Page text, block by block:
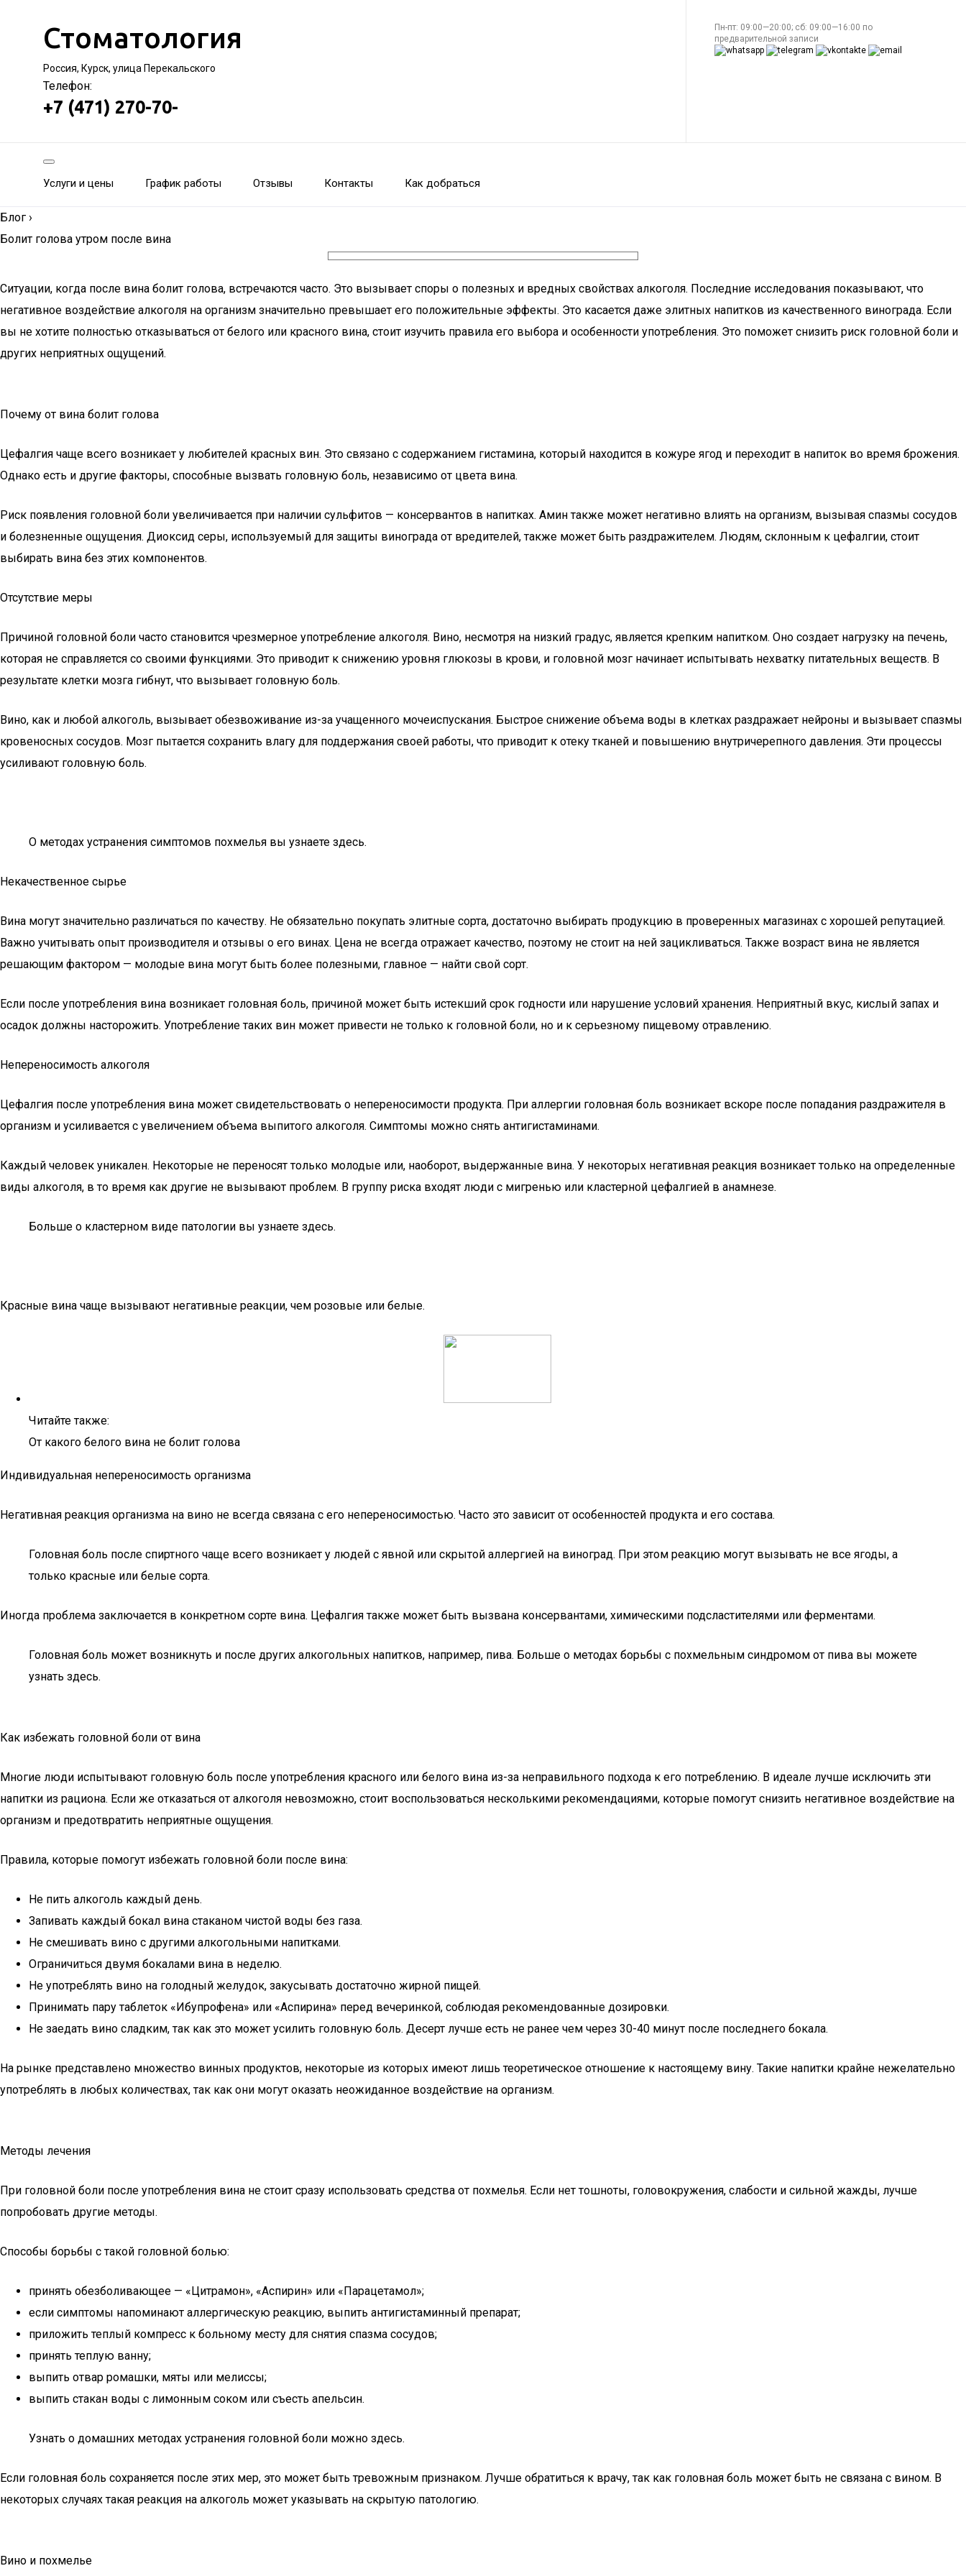
Стоматология
Россия, Курск, улица Перекальского
Телефон:
+7 (471) 270-70-
Пн-пт: 09:00—20:00; сб: 09:00—16:00 по
предварительной записи
Услуги и цены График работы Отзывы Контакты Как добраться
Блог ›
Болит голова утром после вина
Ситуации, когда после вина болит голова, встречаются часто. Это вызывает споры о полезных и вредных свойствах алкоголя. Последние исследования показывают, что
негативное воздействие алкоголя на организм значительно превышает его положительные эффекты. Это касается даже элитных напитков из качественного винограда. Если
вы не хотите полностью отказываться от белого или красного вина, стоит изучить правила его выбора и особенности употребления. Это поможет снизить риск головной боли и
других неприятных ощущений.
Почему от вина болит голова
Цефалгия чаще всего возникает у любителей красных вин. Это связано с содержанием гистамина, который находится в кожуре ягод и переходит в напиток во время брожения.
Однако есть и другие факторы, способные вызвать головную боль, независимо от цвета вина.
Риск появления головной боли увеличивается при наличии сульфитов — консервантов в напитках. Амин также может негативно влиять на организм, вызывая спазмы сосудов
и болезненные ощущения. Диоксид серы, используемый для защиты винограда от вредителей, также может быть раздражителем. Людям, склонным к цефалгии, стоит
выбирать вина без этих компонентов.
Отсутствие меры
Причиной головной боли часто становится чрезмерное употребление алкоголя. Вино, несмотря на низкий градус, является крепким напитком. Оно создает нагрузку на печень,
которая не справляется со своими функциями. Это приводит к снижению уровня глюкозы в крови, и головной мозг начинает испытывать нехватку питательных веществ. В
результате клетки мозга гибнут, что вызывает головную боль.
Вино, как и любой алкоголь, вызывает обезвоживание из-за учащенного мочеиспускания. Быстрое снижение объема воды в клетках раздражает нейроны и вызывает спазмы
кровеносных сосудов. Мозг пытается сохранить влагу для поддержания своей работы, что приводит к отеку тканей и повышению внутричерепного давления. Эти процессы
усиливают головную боль.
О методах устранения симптомов похмелья вы узнаете здесь.
Некачественное сырье
Вина могут значительно различаться по качеству. Не обязательно покупать элитные сорта, достаточно выбирать продукцию в проверенных магазинах с хорошей репутацией.
Важно учитывать опыт производителя и отзывы о его винах. Цена не всегда отражает качество, поэтому не стоит на ней зацикливаться. Также возраст вина не является
решающим фактором — молодые вина могут быть более полезными, главное — найти свой сорт.
Если после употребления вина возникает головная боль, причиной может быть истекший срок годности или нарушение условий хранения. Неприятный вкус, кислый запах и
осадок должны насторожить. Употребление таких вин может привести не только к головной боли, но и к серьезному пищевому отравлению.
Непереносимость алкоголя
Цефалгия после употребления вина может свидетельствовать о непереносимости продукта. При аллергии головная боль возникает вскоре после попадания раздражителя в
организм и усиливается с увеличением объема выпитого алкоголя. Симптомы можно снять антигистаминами.
Каждый человек уникален. Некоторые не переносят только молодые или, наоборот, выдержанные вина. У некоторых негативная реакция возникает только на определенные
виды алкоголя, в то время как другие не вызывают проблем. В группу риска входят люди с мигренью или кластерной цефалгией в анамнезе.
Больше о кластерном виде патологии вы узнаете здесь.
Красные вина чаще вызывают негативные реакции, чем розовые или белые.
Читайте также:
От какого белого вина не болит голова
Индивидуальная непереносимость организма
Негативная реакция организма на вино не всегда связана с его непереносимостью. Часто это зависит от особенностей продукта и его состава.
Головная боль после спиртного чаще всего возникает у людей с явной или скрытой аллергией на виноград. При этом реакцию могут вызывать не все ягоды, а
только красные или белые сорта.
Иногда проблема заключается в конкретном сорте вина. Цефалгия также может быть вызвана консервантами, химическими подсластителями или ферментами.
Головная боль может возникнуть и после других алкогольных напитков, например, пива. Больше о методах борьбы с похмельным синдромом от пива вы можете
узнать здесь.
Как избежать головной боли от вина
Многие люди испытывают головную боль после употребления красного или белого вина из-за неправильного подхода к его потреблению. В идеале лучше исключить эти
напитки из рациона. Если же отказаться от алкоголя невозможно, стоит воспользоваться несколькими рекомендациями, которые помогут снизить негативное воздействие на
организм и предотвратить неприятные ощущения.
Правила, которые помогут избежать головной боли после вина:
Не пить алкоголь каждый день.
Запивать каждый бокал вина стаканом чистой воды без газа.
Не смешивать вино с другими алкогольными напитками.
Ограничиться двумя бокалами вина в неделю.
Не употреблять вино на голодный желудок, закусывать достаточно жирной пищей.
Принимать пару таблеток «Ибупрофена» или «Аспирина» перед вечеринкой, соблюдая рекомендованные дозировки.
Не заедать вино сладким, так как это может усилить головную боль. Десерт лучше есть не ранее чем через 30-40 минут после последнего бокала.
На рынке представлено множество винных продуктов, некоторые из которых имеют лишь теоретическое отношение к настоящему вину. Такие напитки крайне нежелательно
употреблять в любых количествах, так как они могут оказать неожиданное воздействие на организм.
Методы лечения
При головной боли после употребления вина не стоит сразу использовать средства от похмелья. Если нет тошноты, головокружения, слабости и сильной жажды, лучше
попробовать другие методы.
Способы борьбы с такой головной болью:
принять обезболивающее — «Цитрамон», «Аспирин» или «Парацетамол»;
если симптомы напоминают аллергическую реакцию, выпить антигистаминный препарат;
приложить теплый компресс к больному месту для снятия спазма сосудов;
принять теплую ванну;
выпить отвар ромашки, мяты или мелиссы;
выпить стакан воды с лимонным соком или съесть апельсин.
Узнать о домашних методах устранения головной боли можно здесь.
Если головная боль сохраняется после этих мер, это может быть тревожным признаком. Лучше обратиться к врачу, так как головная боль может быть не связана с вином. В
некоторых случаях такая реакция на алкоголь может указывать на скрытую патологию.
Вино и похмелье